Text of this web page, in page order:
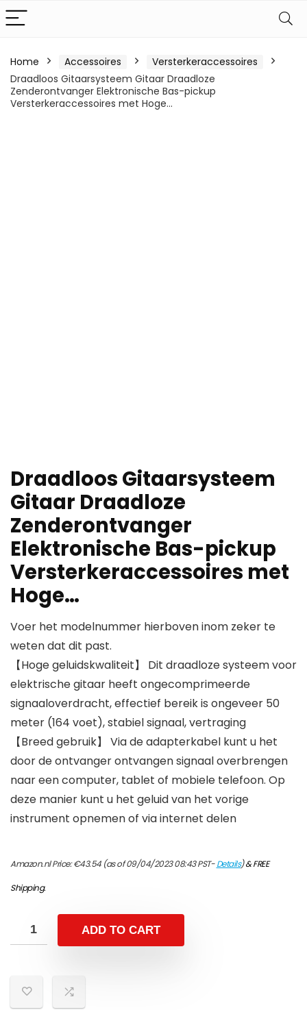
Home Accessoires
Versterkeraccessoires
Draadloos Gitaarsysteem Gitaar Draadloze
Zenderontvanger Elektronische Bas-pickup
Versterkeraccessoires met Hoge…
Draadloos Gitaarsysteem
Gitaar Draadloze
Zenderontvanger
Elektronische Bas-pickup
Versterkeraccessoires met
Hoge…
Voer het modelnummer hierboven inom zeker te
weten dat dit past.
【Hoge geluidskwaliteit】 Dit draadloze systeem voor
elektrische gitaar heeft ongecomprimeerde
signaaloverdracht, effectief bereik is ongeveer 50
meter (164 voet), stabiel signaal, vertraging
【Breed gebruik】 Via de adapterkabel kunt u het
door de ontvanger ontvangen signaal overbrengen
naar een computer, tablet of mobiele telefoon. Op
deze manier kunt u het geluid van het vorige
instrument opnemen of via internet delen
Amazon.nl Price:€43.54(as of 09/04/2023 08:43 PST-Details)&FREE
Shipping.
ADD TO CART